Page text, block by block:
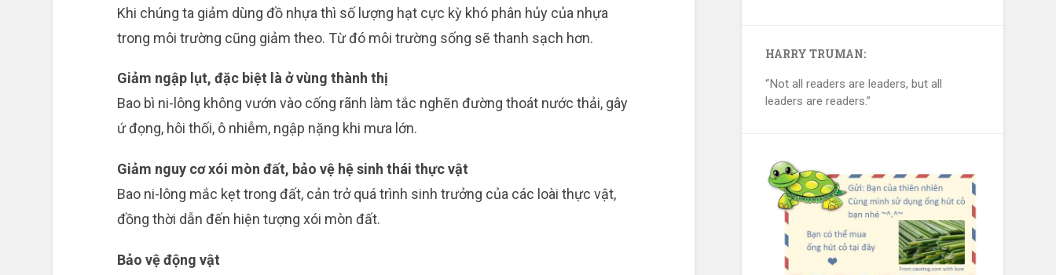
Khi chúng ta giảm dùng đồ nhựa thì số lượng hạt cực kỳ khó phân hủy của nhựa
trong môi trường cũng giảm theo. Từ đó môi trường sống sẽ thanh sạch hơn.
Giảm ngập lụt, đặc biệt là ở vùng thành thị
Bao bì ni-lông không vướn vào cống rãnh làm tắc nghẽn đường thoát nước thải, gây
ứ đọng, hôi thối, ô nhiễm, ngập nặng khi mưa lớn.
Giảm nguy cơ xói mòn đất, bảo vệ hệ sinh thái thực vật
Bao ni-lông mắc kẹt trong đất, cản trở quá trình sinh trưởng của các loài thực vật,
đồng thời dẫn đến hiện tượng xói mòn đất.
Bảo vệ động vật
HARRY TRUMAN:
“Not all readers are leaders, but all
leaders are readers.”